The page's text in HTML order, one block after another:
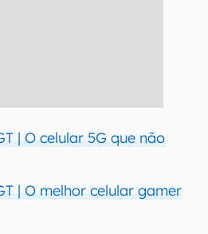
| O celular 5G que não
| O melhor celular gamer